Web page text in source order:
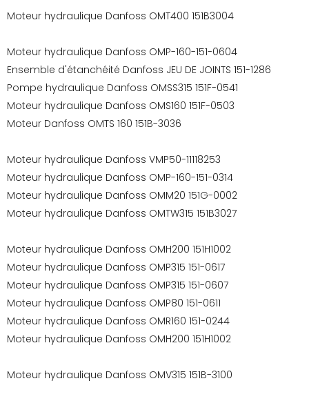
Moteur hydraulique Danfoss OMT400 151B3004
Moteur hydraulique Danfoss OMP-160-151-0604
Ensemble d'étanchéité Danfoss JEU DE JOINTS 151-1286
Pompe hydraulique Danfoss OMSS315 151F-0541
Moteur hydraulique Danfoss OMS160 151F-0503
Moteur Danfoss OMTS 160 151B-3036
Moteur hydraulique Danfoss VMP50-11118253
Moteur hydraulique Danfoss OMP-160-151-0314
Moteur hydraulique Danfoss OMM20 151G-0002
Moteur hydraulique Danfoss OMTW315 151B3027
Moteur hydraulique Danfoss OMH200 151H1002
Moteur hydraulique Danfoss OMP315 151-0617
Moteur hydraulique Danfoss OMP315 151-0607
Moteur hydraulique Danfoss OMP80 151-0611
Moteur hydraulique Danfoss OMR160 151-0244
Moteur hydraulique Danfoss OMH200 151H1002
Moteur hydraulique Danfoss OMV315 151B-3100